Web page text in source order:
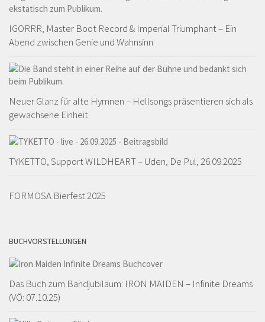
IGORRR, Master Boot Record & Imperial Triumphant – Ein
Abend zwischen Genie und Wahnsinn
Neuer Glanz für alte Hymnen – Hellsongs präsentieren sich als
gewachsene Einheit
TYKETTO, Support WILDHEART – Uden, De Pul, 26.09.2025
FORMOSA Bierfest 2025
BUCHVORSTELLUNGEN
Das Buch zum Bandjubiläum: IRON MAIDEN – Infinite Dreams
(VÖ: 07.10.25)